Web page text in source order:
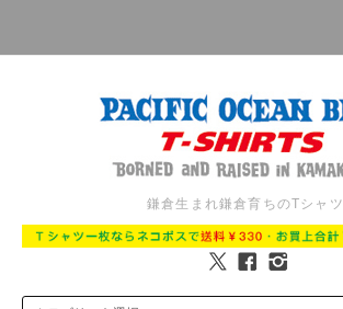
鎌倉生まれ鎌倉育ちのTシャツ